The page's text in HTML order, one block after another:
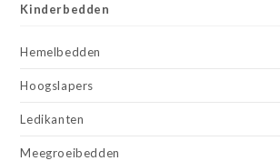
Kinderbedden
Hemelbedden
Hoogslapers
Ledikanten
Meegroeibedden